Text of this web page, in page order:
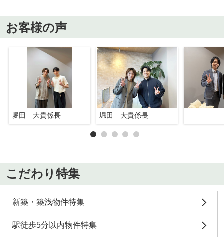
お客様の声
堀田 大貴係長 堀田 大貴係長
こだわり特集
新築・築浅物件特集
駅徒歩5分以内物件特集